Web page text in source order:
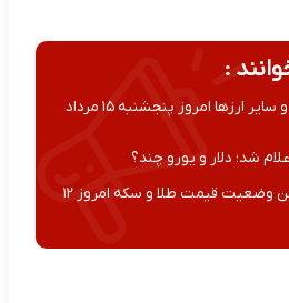
:
قیمت جدید دلار، یورو و سایر ارزها امروز پنجشنبه ۱۵ مرداد
ریزش یا صعود؟ / آخرین وضعیت قیمت طلا و سکه امروز ۱۲